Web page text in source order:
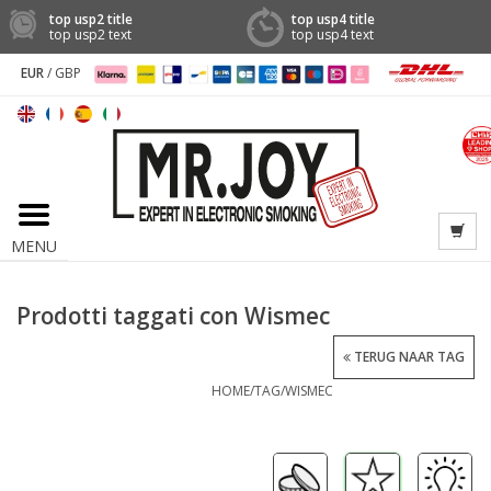
top usp2 title
top usp2 text
top usp4 title
top usp4 text
EUR/ GBP
MENU
Prodotti taggati con Wismec
HOME/TAG/WISMEC
TERUG NAAR TAG